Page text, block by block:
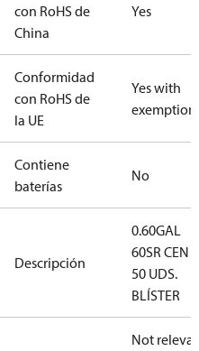
con RoHS de
China
Yes
Conformidad
con RoHS de
la UE
Yes with
exemptions
Contiene
baterías
No
Descripción
0.60GAL
60SR CEN -
50 UDS.
BLÍSTER
Not relevant